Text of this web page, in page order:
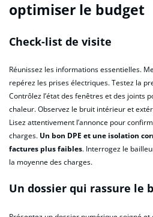
optimiser le budget
Check-list de visite
Réunissez les informations essentielles.
repérez les prises électriques. Testez la
Contrôlez l’état des fenêtres et des joints
chaleur. Observez le bruit intérieur et
Lisez attentivement l’annonce pour
charges. Un bon DPE et une isolation
factures plus faibles. Interrogez le
la moyenne des charges.
Un dossier qui rassure le